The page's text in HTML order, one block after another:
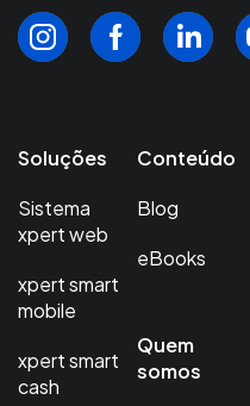
Soluções
Sistema
xpert web
xpert smart
mobile
xpert smart
cash
Conteúdo
Blog
eBooks
Quem
somos